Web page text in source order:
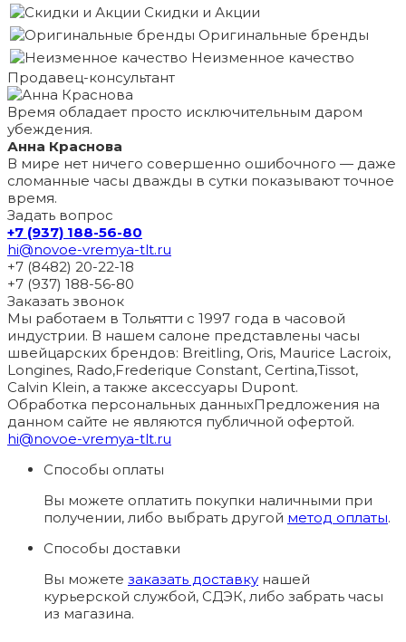
Скидки и Акции
Оригинальные бренды
Неизменное качество
Продавец-консультант
Время обладает просто исключительным даром
убеждения.
Анна Краснова
В мире нет ничего совершенно ошибочного — даже
сломанные часы дважды в сутки показывают точное
время.
Задать вопрос
+7 (937) 188-56-80
hi@novoe-vremya-tlt.ru
+7 (8482) 20-22-18
+7 (937) 188-56-80
Заказать звонок
Мы работаем в Тольятти с 1997 года в часовой
индустрии. В нашем салоне представлены часы
швейцарских брендов: Breitling, Oris, Maurice Lacroix,
Longines, Rado,Frederique Constant, Certina,Tissot,
Calvin Klein, а также аксессуары Dupont.
Обработка персональных данныхПредложения на
данном сайте не являются публичной офертой.
hi@novoe-vremya-tlt.ru
Способы оплаты
Вы можете оплатить покупки наличными при
получении, либо выбрать другой метод оплаты.
Способы доставки
Вы можете заказать доставку нашей
курьерской службой, СДЭК, либо забрать часы
из магазина.